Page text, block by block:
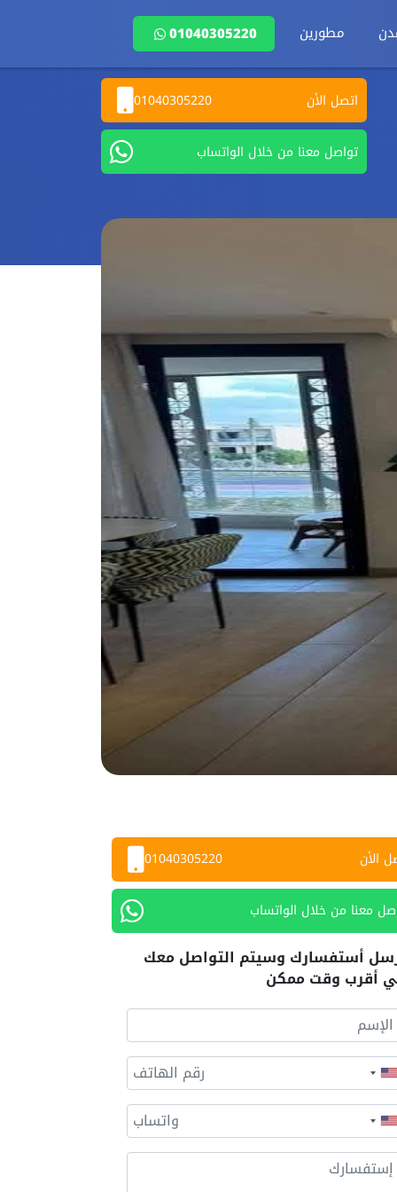
مطورين 01040305220
اتصل الأن 01040305220
تواصل معنا من خلال الواتساب
الأن 01040305220
معنا من خلال الواتساب
أستفسارك وسيتم التواصل معك
أقرب وقت ممكن